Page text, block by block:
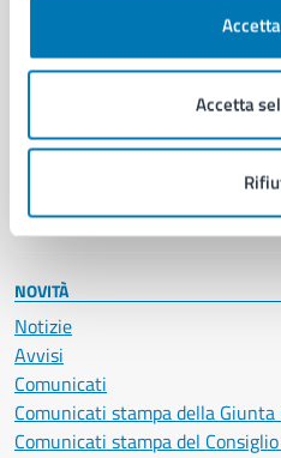
Accetta
Educazione e formazione
Giustizia e sicurezza pubblica
Salute, benessere e assistenza
Vita lavorativa
NOVITÀ
Notizie
Avvisi
Comunicati
Comunicati stampa della Giunta
Comunicati stampa del